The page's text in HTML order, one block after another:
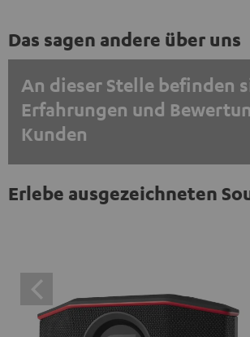
Das sagen andere über uns
An dieser Stelle befinden
Erfahrungen und
Kunden
EINMALIG ZUSTIMMEN UND
werden. Mit dem Anklicken des Inhalts
dass externe Inhalte angezeigt werden.
Erlebe ausgezeichneten